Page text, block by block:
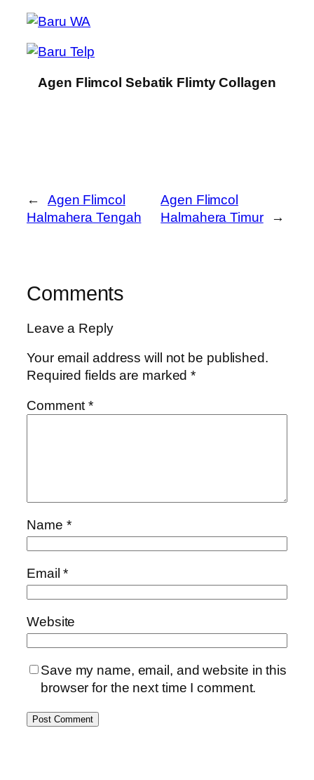
Agen Flimcol Sebatik Flimty Collagen
←
Agen Flimcol
Halmahera Tengah
Agen Flimcol
Halmahera Timur
→
Comments
Leave a Reply
Your email address will not be published.
Required fields are marked*
Comment*
Name *
Email*
Website
Save my name, email, and website in this
browser for the next time I comment.